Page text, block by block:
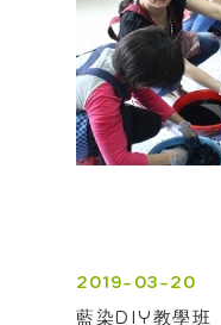
2019-03-20
藍染DIY教學班